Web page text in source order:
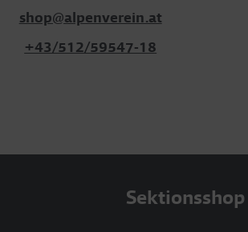
shop@alpenverein.at
+43/512/59547-18
Sektionsshop